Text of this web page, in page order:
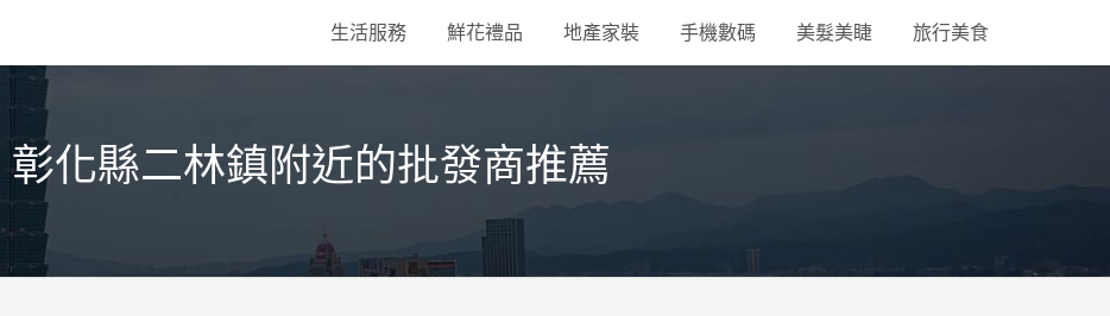
生活服務 鮮花禮品 地產家裝 手機數碼 美髮美睫 旅行美食
彰化縣二林鎮附近的批發商推薦